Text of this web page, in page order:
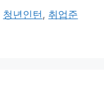
청년인턴, 취업준